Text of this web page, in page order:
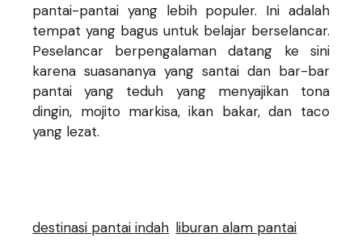
pantai-pantai yang lebih populer. Ini adalah
tempat yang bagus untuk belajar berselancar.
Peselancar berpengalaman datang ke sini
karena suasananya yang santai dan bar-bar
pantai yang teduh yang menyajikan tona
dingin, mojito markisa, ikan bakar, dan taco
yang lezat.
destinasi pantai indah liburan alam pantai